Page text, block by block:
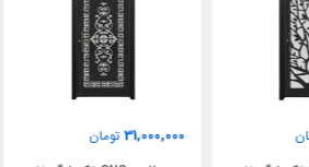
29,000,000 تومان